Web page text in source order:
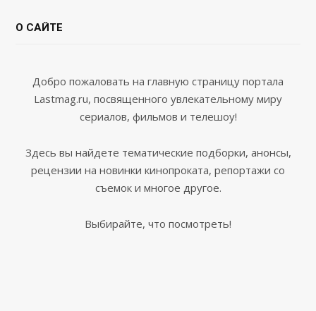
О САЙТЕ
Добро пожаловать на главную страницу портала
Lastmag.ru, посвященного увлекательному миру
сериалов, фильмов и телешоу!
Здесь вы найдете тематические подборки, анонсы,
рецензии на новинки кинопроката, репортажи со
съемок и многое другое.
Выбирайте, что посмотреть!